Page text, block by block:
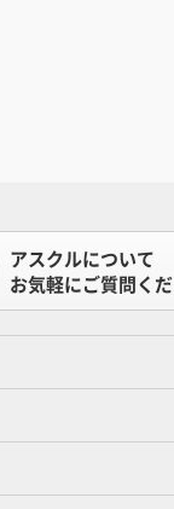
アスクルについて
お気軽にご質問くだ